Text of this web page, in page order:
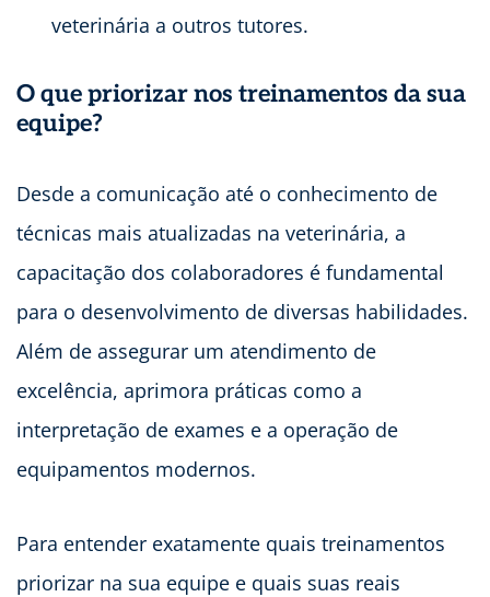
veterinária a outros tutores.
O que priorizar nos treinamentos da sua
equipe?
Desde a comunicação até o conhecimento de
técnicas mais atualizadas na veterinária, a
capacitação dos colaboradores é fundamental
para o desenvolvimento de diversas habilidades.
Além de assegurar um atendimento de
excelência, aprimora práticas como a
interpretação de exames e a operação de
equipamentos modernos.
Para entender exatamente quais treinamentos
priorizar na sua equipe e quais suas reais